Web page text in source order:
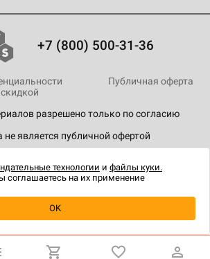
Уведомить о наличии
+7 (800) 500-31-36
разрешено только по согласию
является публичной офертой
Публичная оферта
технологии и файлы куки.
соглашаетесь на их применение
OK